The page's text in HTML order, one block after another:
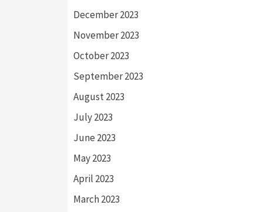
December 2023
November 2023
October 2023
September 2023
August 2023
July 2023
June 2023
May 2023
April 2023
March 2023